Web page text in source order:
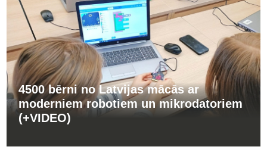
4500 bērni no Latvijas mācās ar
moderniem robotiem un mikrodatoriem
(+VIDEO)